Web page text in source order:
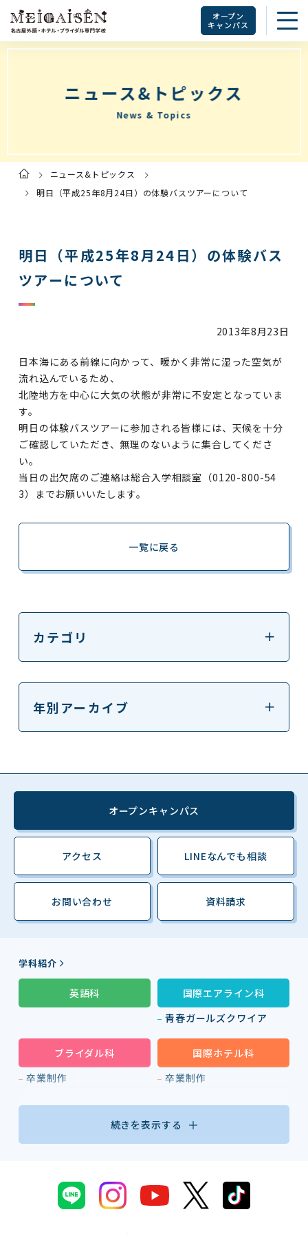
オープン
キャンパス
ニュース&トピックス
News & Topics
ト
プ
ペ
ニュース&トピックス
明日（平成25年8月24日）の体験バスツアーについて
明日（平成25年8月24日）の体験バス
ツアーについて
2013年8月23日
日本海にある前線に向かって、暖かく非常に湿った空気が
流れ込んでいるため、
北陸地方を中心に大気の状態が非常に不安定となっていま
す。
明日の体験バスツアーに参加される皆様には、天候を十分
ご確認していただき、無理のないように集合してくださ
い。
当日の出欠席のご連絡は総合入学相談室（0120-800-54
3）までお願いいたします。
一覧に戻る
カテゴリ
年別アーカイブ
オープンキャンパス
アクセス LINEなんでも相談
お問い合わせ 資料請求
学科紹介
英語科
国際エアライン科
青春ガールズクワイア
ブライダル科
卒業制作
国際ホテル科
卒業制作
続きを表示する